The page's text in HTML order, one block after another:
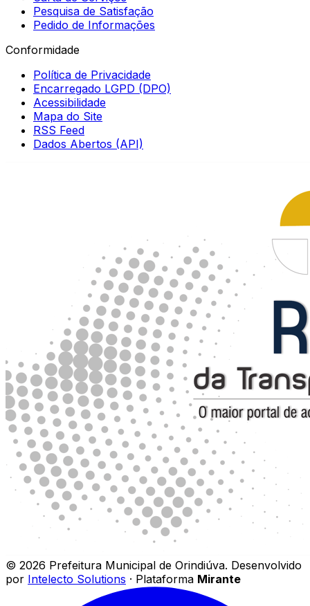
Pesquisa de Satisfação
Pedido de Informações
Conformidade
Política de Privacidade
Encarregado LGPD (DPO)
Acessibilidade
Mapa do Site
RSS Feed
Dados Abertos (API)
© 2026 Prefeitura Municipal de Orindiúva. Desenvolvido
por Intelecto Solutions · Plataforma Mirante